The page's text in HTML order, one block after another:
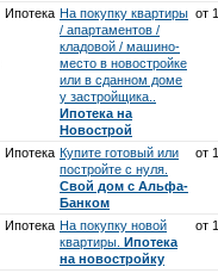
Ипотека На покупку квартиры
/ апартаментов /
кладовой / машино-
место в новостройке
или в сданном доме
у застройщика..
Ипотека на
Новострой
от
Ипотека Купите готовый или
постройте с нуля.
Свой дом с Альфа-
Банком
от
Ипотека На покупку новой
квартиры. Ипотека
на новостройку
от